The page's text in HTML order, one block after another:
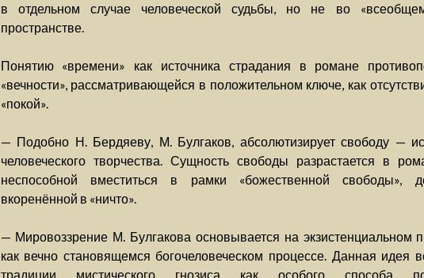
в отдельном случае человеческой судьбы, но не во
пространстве.
Понятию «времени» как источника страдания в романе
«вечности», рассматривающейся в положительном ключе, как
«покой».
— Подобно Н. Бердяеву, М. Булгаков, абсолютизирует свободу —
человеческого творчества. Сущность свободы разрастается в
неспособной вместиться в рамки «божественной свободы»,
вкоренённой в «ничто».
— Мировоззрение М. Булгакова основывается на экзистенциальном
как вечно становящемся богочеловеческом процессе. Данная идея
традиции мистического гнозиса как особого способа